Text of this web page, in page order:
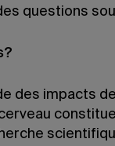
questions
des impacts